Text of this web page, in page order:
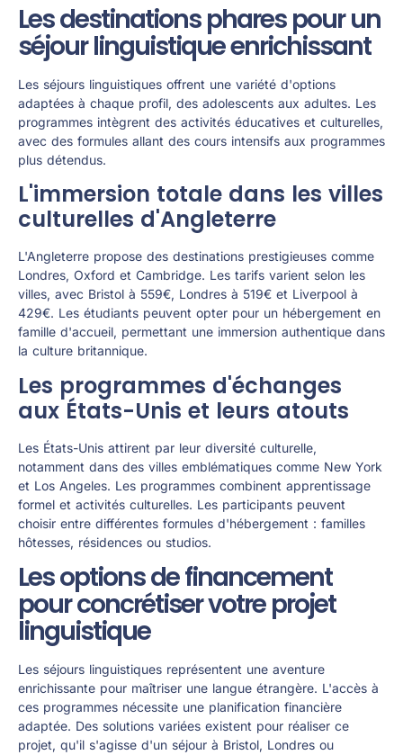
Les destinations phares pour un
séjour linguistique enrichissant
Les séjours linguistiques offrent une variété d'options
adaptées à chaque profil, des adolescents aux adultes. Les
programmes intègrent des activités éducatives et culturelles,
avec des formules allant des cours intensifs aux programmes
plus détendus.
L'immersion totale dans les villes
culturelles d'Angleterre
L'Angleterre propose des destinations prestigieuses comme
Londres, Oxford et Cambridge. Les tarifs varient selon les
villes, avec Bristol à 559€, Londres à 519€ et Liverpool à
429€. Les étudiants peuvent opter pour un hébergement en
famille d'accueil, permettant une immersion authentique dans
la culture britannique.
Les programmes d'échanges
aux États-Unis et leurs atouts
Les États-Unis attirent par leur diversité culturelle,
notamment dans des villes emblématiques comme New York
et Los Angeles. Les programmes combinent apprentissage
formel et activités culturelles. Les participants peuvent
choisir entre différentes formules d'hébergement : familles
hôtesses, résidences ou studios.
Les options de financement
pour concrétiser votre projet
linguistique
Les séjours linguistiques représentent une aventure
enrichissante pour maîtriser une langue étrangère. L'accès à
ces programmes nécessite une planification financière
adaptée. Des solutions variées existent pour réaliser ce
projet, qu'il s'agisse d'un séjour à Bristol, Londres ou